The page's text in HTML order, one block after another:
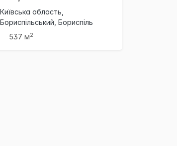
Київська область,
Бориспільський, Бориспіль
537 м2